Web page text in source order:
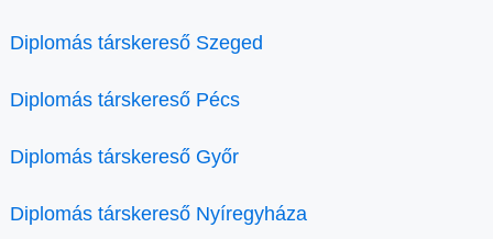
Diplomás társkereső Szeged
Diplomás társkereső Pécs
Diplomás társkereső Győr
Diplomás társkereső Nyíregyháza